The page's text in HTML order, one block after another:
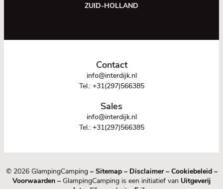
ZUID-HOLLAND
Contact
info@interdijk.nl
Tel.: +31(297)566385
Sales
info@interdijk.nl
Tel.: +31(297)566385
© 2026 GlampingCamping – Sitemap– Disclaimer– Cookiebeleid–
Voorwaarden – GlampingCamping is een initiatief van Uitgeverij